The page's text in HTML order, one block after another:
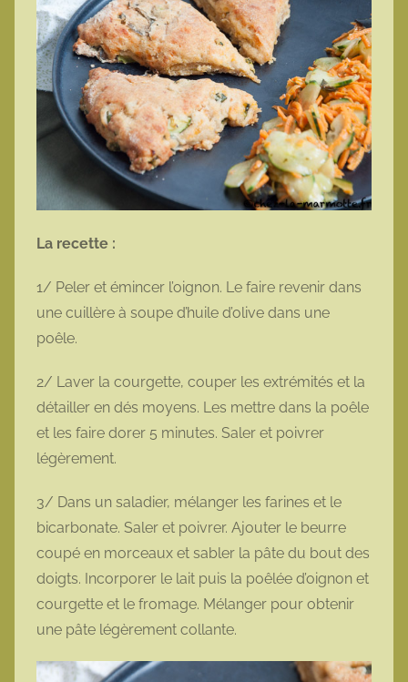
La recette :
1/ Peler et émincer l’oignon. Le faire revenir dans
une cuillère à soupe d’huile d’olive dans une
poêle.
2/ Laver la courgette, couper les extrémités et la
détailler en dés moyens. Les mettre dans la poêle
et les faire dorer 5 minutes. Saler et poivrer
légèrement.
3/ Dans un saladier, mélanger les farines et le
bicarbonate. Saler et poivrer. Ajouter le beurre
coupé en morceaux et sabler la pâte du bout des
doigts. Incorporer le lait puis la poêlée d’oignon et
courgette et le fromage. Mélanger pour obtenir
une pâte légèrement collante.